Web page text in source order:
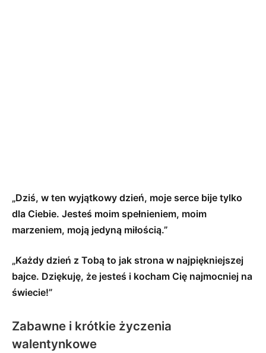
„Dziś, w ten wyjątkowy dzień, moje serce bije tylko
dla Ciebie. Jesteś moim spełnieniem, moim
marzeniem, moją jedyną miłością.”
„Każdy dzień z Tobą to jak strona w najpiękniejszej
bajce. Dziękuję, że jesteś i kocham Cię najmocniej na
świecie!”
Zabawne i krótkie życzenia
walentynkowe